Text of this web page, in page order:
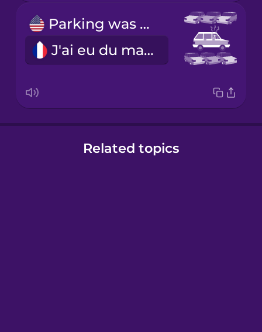
Parking was a nightmare!
J'ai eu du mal à me garer.
Related topics